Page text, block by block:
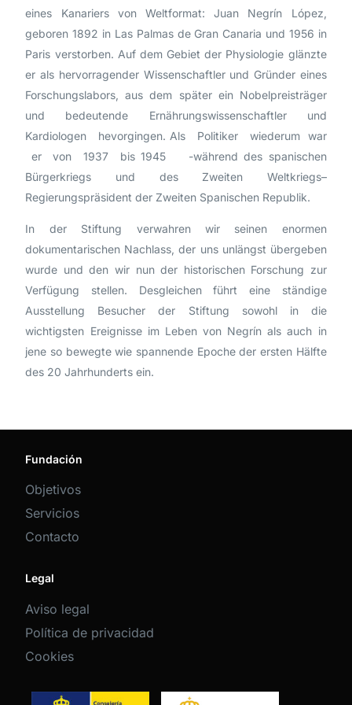
eines Kanariers von Weltformat: Juan Negrín López,
geboren 1892 in Las Palmas de Gran Canaria und 1956 in
Paris verstorben. Auf dem Gebiet der Physiologie glänzte
er als hervorragender Wissenschaftler und Gründer eines
Forschungslabors, aus dem später ein Nobelpreisträger
und bedeutende Ernährungswissenschaftler und
Kardiologen hevorgingen. Als Politiker wiederum war
er von 1937 bis 1945 -während des spanischen
Bürgerkriegs und des Zweiten Weltkriegs–
Regierungspräsident der Zweiten Spanischen Republik.
In der Stiftung verwahren wir seinen enormen
dokumentarischen Nachlass, der uns unlängst übergeben
wurde und den wir nun der historischen Forschung zur
Verfügung stellen. Desgleichen führt eine ständige
Ausstellung Besucher der Stiftung sowohl in die
wichtigsten Ereignisse im Leben von Negrín als auch in
jene so bewegte wie spannende Epoche der ersten Hälfte
des 20 Jahrhunderts ein.
Fundación
Objetivos
Servicios
Contacto
Legal
Aviso legal
Política de privacidad
Cookies